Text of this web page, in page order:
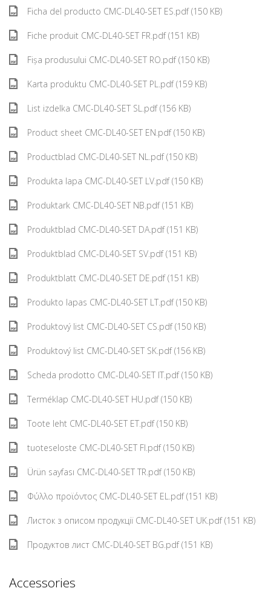
Ficha del producto CMC-DL40-SET ES.pdf (150 KB)
Fiche produit CMC-DL40-SET FR.pdf (151 KB)
Fișa produsului CMC-DL40-SET RO.pdf (150 KB)
Karta produktu CMC-DL40-SET PL.pdf (159 KB)
List izdelka CMC-DL40-SET SL.pdf (156 KB)
Product sheet CMC-DL40-SET EN.pdf (150 KB)
Productblad CMC-DL40-SET NL.pdf (150 KB)
Produkta lapa CMC-DL40-SET LV.pdf (150 KB)
Produktark CMC-DL40-SET NB.pdf (151 KB)
Produktblad CMC-DL40-SET DA.pdf (151 KB)
Produktblad CMC-DL40-SET SV.pdf (151 KB)
Produktblatt CMC-DL40-SET DE.pdf (151 KB)
Produkto lapas CMC-DL40-SET LT.pdf (150 KB)
Produktový list CMC-DL40-SET CS.pdf (150 KB)
Produktový list CMC-DL40-SET SK.pdf (156 KB)
Scheda prodotto CMC-DL40-SET IT.pdf (150 KB)
Terméklap CMC-DL40-SET HU.pdf (150 KB)
Toote leht CMC-DL40-SET ET.pdf (150 KB)
tuoteseloste CMC-DL40-SET FI.pdf (150 KB)
Ürün sayfası CMC-DL40-SET TR.pdf (150 KB)
Φύλλο προϊόντος CMC-DL40-SET EL.pdf (151 KB)
Листок з описом продукції CMC-DL40-SET UK.pdf (151 KB)
Продуктов лист CMC-DL40-SET BG.pdf (151 KB)
Accessories